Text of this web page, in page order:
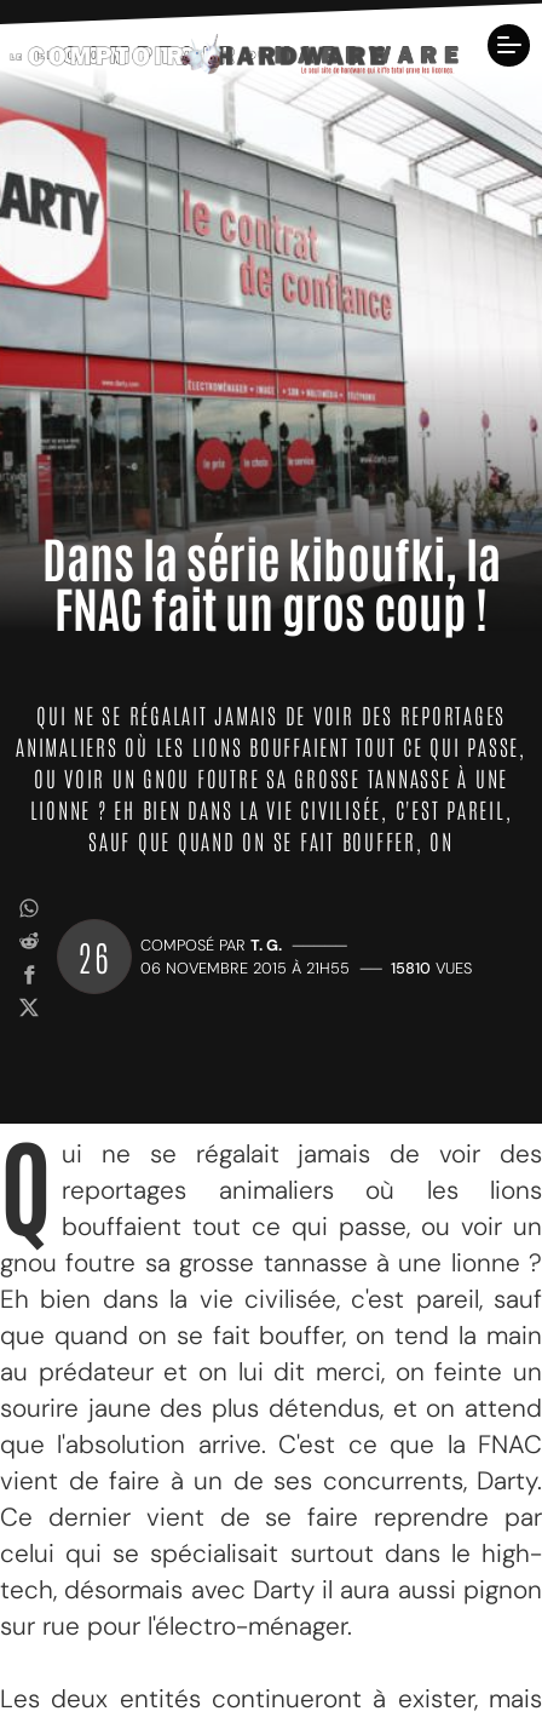
Dans la série kiboufki, la
FNAC fait un gros coup !
QUI NE SE RÉGALAIT JAMAIS DE VOIR DES REPORTAGES
ANIMALIERS OÙ LES LIONS BOUFFAIENT TOUT CE QUI PASSE,
OU VOIR UN GNOU FOUTRE SA GROSSE TANNASSE À UNE
LIONNE ? EH BIEN DANS LA VIE CIVILISÉE, C'EST PAREIL,
SAUF QUE QUAND ON SE FAIT BOUFFER, ON
26 COMPOSÉ PAR T. G. —————
06 NOVEMBRE 2015 À 21H55 —— 15810 VUES
Q ui ne se régalait jamais de voir des
reportages animaliers où les lions
bouffaient tout ce qui passe, ou voir un
gnou foutre sa grosse tannasse à une lionne ?
Eh bien dans la vie civilisée, c'est pareil, sauf
que quand on se fait bouffer, on tend la main
au prédateur et on lui dit merci, on feinte un
sourire jaune des plus détendus, et on attend
que l'absolution arrive. C'est ce que la FNAC
vient de faire à un de ses concurrents, Darty.
Ce dernier vient de se faire reprendre par
celui qui se spécialisait surtout dans le high-
tech, désormais avec Darty il aura aussi pignon
sur rue pour l'électro-ménager.
Les deux entités continueront à exister, mais